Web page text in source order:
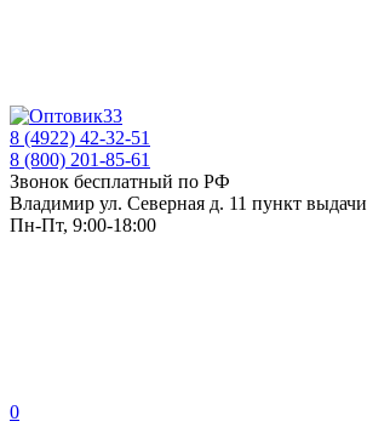
8 (4922) 42-32-51
8 (800) 201-85-61
Звонок бесплатный по РФ
Владимир ул. Северная д. 11 пункт выдачи
Пн-Пт, 9:00-18:00
0